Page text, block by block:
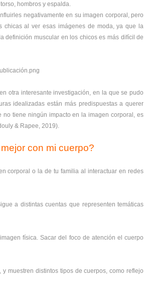
hombros y espalda.
negativamente en su imagen corporal, pero
al ver esas imágenes de moda, ya que la
definición muscular en los chicos es más difícil de
otra interesante investigación, en la que se pudo
idealizadas están más predispuestas a querer
tiene ningún impacto en la imagen corporal, es
& Rapee, 2019).
con mi cuerpo?
corporal o la de tu familia al interactuar en redes
a distintas cuentas que representen temáticas
física. Sacar del foco de atención el cuerpo
muestren distintos tipos de cuerpos, como reflejo